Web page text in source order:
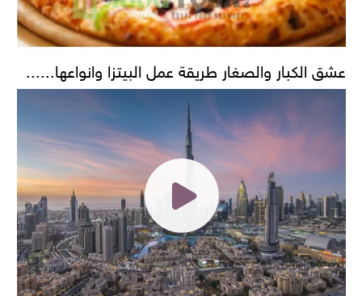
عشق الكبار والصغار طريقة عمل البيتزا وانواعها......